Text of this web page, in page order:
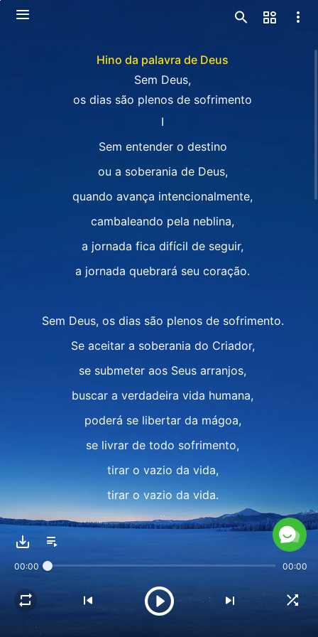
Hino da palavra de Deus
Sem Deus,
os dias são plenos de sofrimento
I
Sem entender o destino
ou a soberania de Deus,
quando avança intencionalmente,
cambaleando pela neblina,
a jornada fica difícil de seguir,
a jornada quebrará seu coração.
Sem Deus, os dias são plenos de sofrimento.
Se aceitar a soberania do Criador,
se submeter aos Seus arranjos,
buscar a verdadeira vida humana,
poderá se libertar da mágoa,
se livrar de todo sofrimento,
tirar o vazio da vida,
tirar o vazio da vida.
II
Quando alguém está sem Deus e não pode vê-Lo,
não pode ver Sua soberania,
os dias são de miséria,
sem sentido e sem valor.
00:00 00:00